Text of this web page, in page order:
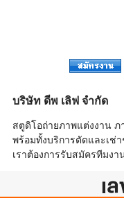
บริษัท ดีพ เลิฟ จำกัด
สตูดิโอถ่ายภาพแต่งงาน
พร้อมทั้งบริการตัดและเช่
เราต้องการรับสมัครทีมงา
เ